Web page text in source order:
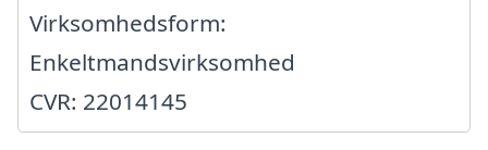
Virksomhedsform:
Enkeltmandsvirksomhed
CVR: 22014145